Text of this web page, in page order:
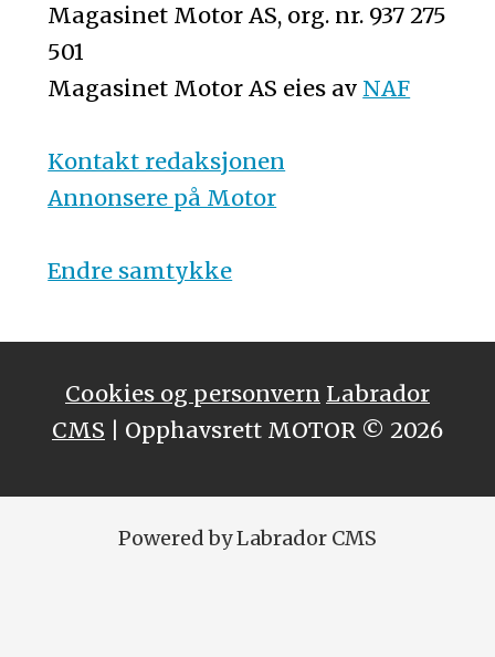
Magasinet Motor AS, org. nr. 937 275
501
Magasinet Motor AS eies av NAF
Kontakt redaksjonen
Annonsere på Motor
Endre samtykke
Cookies og personvern Labrador
CMS | Opphavsrett MOTOR © 2026
Powered by Labrador CMS